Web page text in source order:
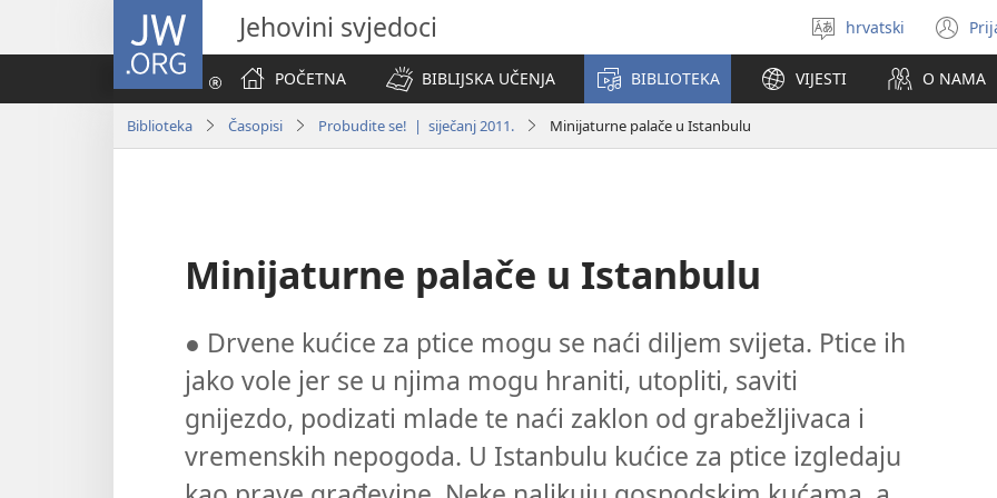
JW.ORG Jehovini svjedoci
Izaberi
jezik
hrvatski
se
novi
POČETNA
BIBLIJSKA UČENJA BIBLIOTEKA VIJESTI O NAMA
Biblioteka Časopisi Probudite se! | siječanj 2011. Minijaturne palače u Istanbulu
Minijaturne palače u Istanbulu
● Drvene kućice za ptice mogu se naći diljem svijeta. Ptice ih
jako vole jer se u njima mogu hraniti, utopliti, saviti
gnijezdo, podizati mlade te naći zaklon od grabežljivaca i
vremenskih nepogoda. U Istanbulu kućice za ptice izgledaju